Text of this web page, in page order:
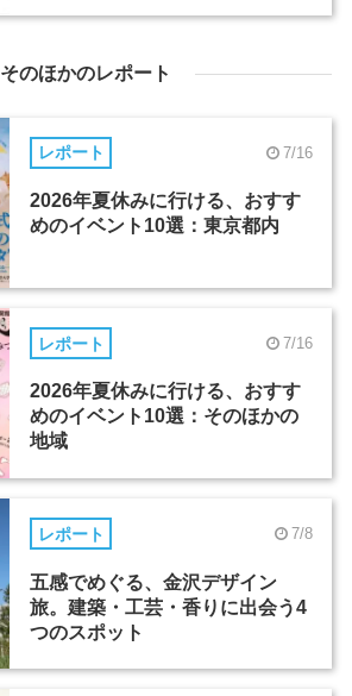
そのほかのレポート
レポート 7/16
2026年夏休みに行ける、おすす
めのイベント10選：東京都内
レポート 7/16
2026年夏休みに行ける、おすす
めのイベント10選：そのほかの
地域
レポート 7/8
五感でめぐる、金沢デザイン
旅。建築・工芸・香りに出会う4
つのスポット